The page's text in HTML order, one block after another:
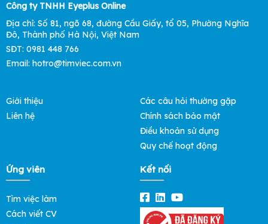
Công ty TNHH Eyeplus Online
Địa chỉ: Số 81, ngõ 68, đường Cầu Giấy, tổ 05, Phường Nghĩa
Đô, Thành phố Hà Nội, Việt Nam
SĐT: 0981 448 766
Email: hotro@timviec.com.vn
Giới thiệu
Liên hệ
Các câu hỏi thường gặp
Chính sách bảo mật
Điều khoản sử dụng
Quy chế hoạt động
Ứng viên
Tìm việc làm
Cách viết CV
Kết nối